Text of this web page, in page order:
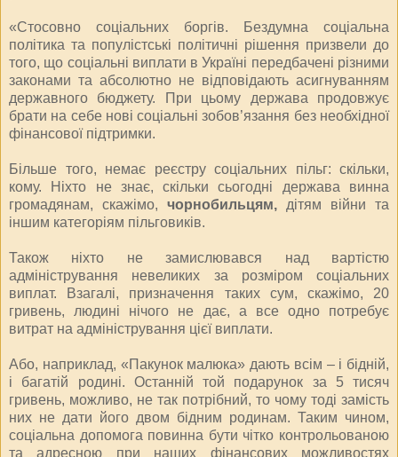
«Стосовно соціальних боргів. Бездумна соціальна
політика та популістські політичні рішення призвели до
того, що соціальні виплати в Україні передбачені різними
законами та абсолютно не відповідають асигнуванням
державного бюджету. При цьому держава продовжує
брати на себе нові соціальні зобов’язання без необхідної
фінансової підтримки.
Більше того, немає реєстру соціальних пільг: скільки,
кому. Ніхто не знає, скільки сьогодні держава винна
громадянам, скажімо, чорнобильцям, дітям війни та
іншим категоріям пільговиків.
Також ніхто не замислювався над вартістю
адміністрування невеликих за розміром соціальних
виплат. Взагалі, призначення таких сум, скажімо, 20
гривень, людині нічого не дає, а все одно потребує
витрат на адміністрування цієї виплати.
Або, наприклад, «Пакунок малюка» дають всім – і бідній,
і багатій родині. Останній той подарунок за 5 тисяч
гривень, можливо, не так потрібний, то чому тоді замість
них не дати його двом бідним родинам. Таким чином,
соціальна допомога повинна бути чітко контрольованою
та адресною при наших фінансових можливостях